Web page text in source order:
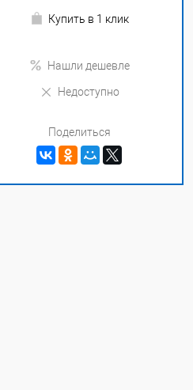
Купить в 1 клик
Нашли дешевле
Недоступно
Поделиться